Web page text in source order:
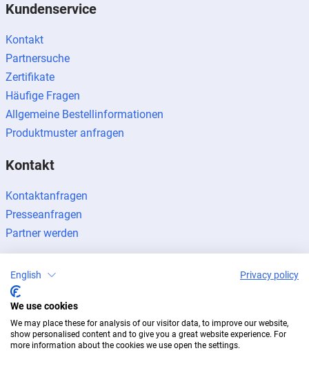
Kundenservice
Kontakt
Partnersuche
Zertifikate
Häufige Fragen
Allgemeine Bestellinformationen
Produktmuster anfragen
Kontakt
Kontaktanfragen
Presseanfragen
Partner werden
© 2026 BUG Aluminium-Systeme
English Privacy policy
We use cookies
We may place these for analysis of our visitor data, to improve our website,
show personalised content and to give you a great website experience. For
more information about the cookies we use open the settings.